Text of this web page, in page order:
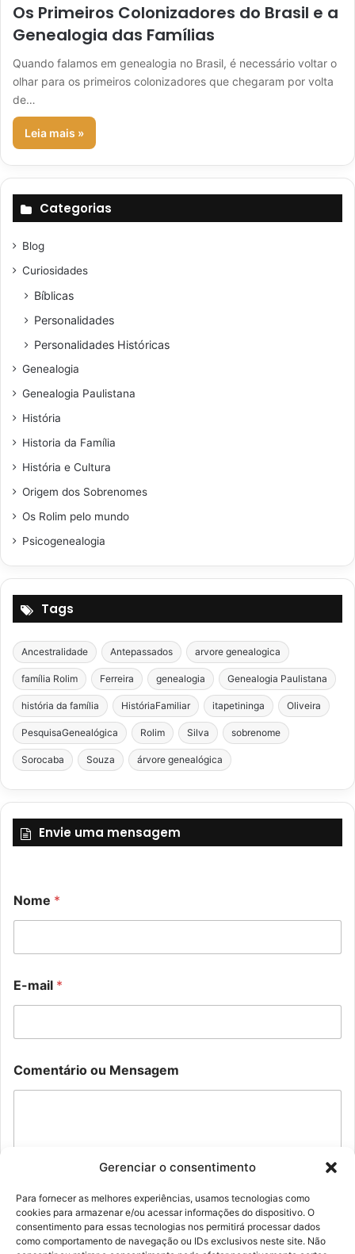
Gerenciar o consentimento
Para fornecer as melhores experiências, usamos tecnologias como
cookies para armazenar e/ou acessar informações do dispositivo. O
consentimento para essas tecnologias nos permitirá processar dados
como comportamento de navegação ou IDs exclusivos neste site. Não
Os Primeiros Colonizadores do Brasil e a
Genealogia das Famílias
Quando falamos em genealogia no Brasil, é necessário voltar o
olhar para os primeiros colonizadores que chegaram por volta
de…
Leia mais »
Categorias
Blog
Curiosidades
Bíblicas
Personalidades
Personalidades Históricas
Genealogia
Genealogia Paulistana
História
Historia da Família
História e Cultura
Origem dos Sobrenomes
Os Rolim pelo mundo
Psicogenealogia
Tags
Ancestralidade Antepassados arvore genealogica
família Rolim Ferreira genealogia Genealogia Paulistana
história da família HistóriaFamiliar itapetininga Oliveira
PesquisaGenealógica Rolim Silva sobrenome
Sorocaba Souza árvore genealógica
Envie uma mensagem
Nome *
u
C
n
t
á
a
u
*
E-mail *
Comentário ou Mensagem
Enviar